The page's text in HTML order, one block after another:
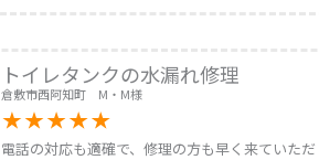
トイレタンクの水漏れ修理
倉敷市西阿知町 M・M様
電話の対応も適確で、修理の方も早く来ていただ